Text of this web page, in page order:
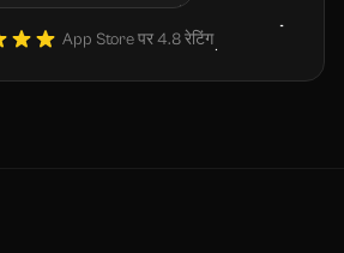
App Store पर 4.8 रेटिंग